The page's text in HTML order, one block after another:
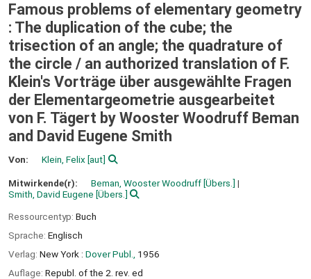
Famous problems of elementary geometry
: The duplication of the cube; the
trisection of an angle; the quadrature of
the circle / an authorized translation of F.
Klein's Vorträge über ausgewählte Fragen
der Elementargeometrie ausgearbeitet
von F. Tägert by Wooster Woodruff Beman
and David Eugene Smith
Von: Klein, Felix[aut]
Mitwirkende(r): Beman, Wooster Woodruff[Übers.]
Smith, David Eugene [Übers.]
Ressourcentyp: Buch
Sprache: Englisch
Verlag: New York : Dover Publ.,
1956
Auflage: Republ. of the 2. rev. ed